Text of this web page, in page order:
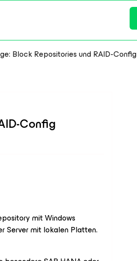
Block Repositories und RAID-Config
Config
mit Windows
Server mit lokalen Platten.